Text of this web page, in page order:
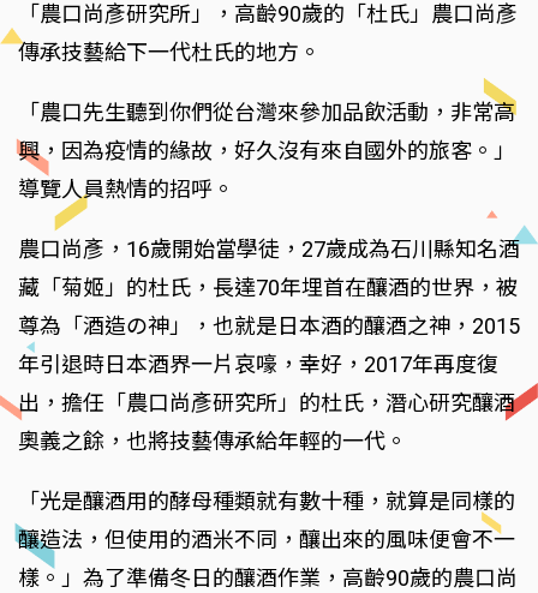
「農口尚彥研究所」，高齡90歲的「杜氏」農口尚彥
傳承技藝給下一代杜氏的地方。
「農口先生聽到你們從台灣來參加品飲活動，非常高
興，因為疫情的緣故，好久沒有來自國外的旅客。」
導覽人員熱情的招呼。
農口尚彥，16歲開始當學徒，27歲成為石川縣知名酒
藏「菊姬」的杜氏，長達70年埋首在釀酒的世界，被
尊為「酒造の神」，也就是日本酒的釀酒之神，2015
年引退時日本酒界一片哀嚎，幸好，2017年再度復
出，擔任「農口尚彥研究所」的杜氏，潛心研究釀酒
奧義之餘，也將技藝傳承給年輕的一代。
「光是釀酒用的酵母種類就有數十種，就算是同樣的
釀造法，但使用的酒米不同，釀出來的風味便會不一
樣。」為了準備冬日的釀酒作業，高齡90歲的農口尚